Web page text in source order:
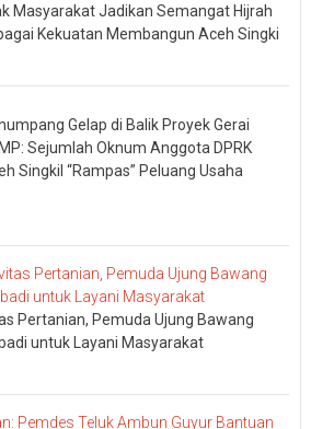
Masyarakat Jadikan Semangat Hijrah
Kekuatan Membangun Aceh Singki
Gelap di Balik Proyek Gerai
Sejumlah Oknum Anggota DPRK
Singkil “Rampas” Peluang Usaha
Pertanian, Pemuda Ujung Bawang
untuk Layani Masyarakat